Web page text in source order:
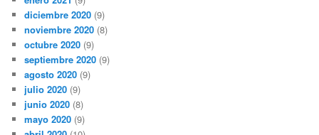
diciembre 2020 (9)
noviembre 2020 (8)
octubre 2020 (9)
septiembre 2020 (9)
agosto 2020 (9)
julio 2020 (9)
junio 2020 (8)
mayo 2020 (9)